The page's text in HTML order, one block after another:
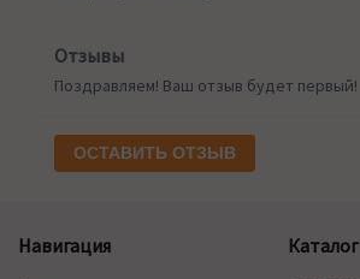
Отзывы
Поздравляем! Ваш отзыв будет первый!
ОСТАВИТЬ ОТЗЫВ
Навигация Каталог